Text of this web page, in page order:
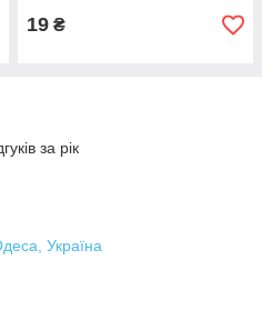
19 ₴
за рік
Україна